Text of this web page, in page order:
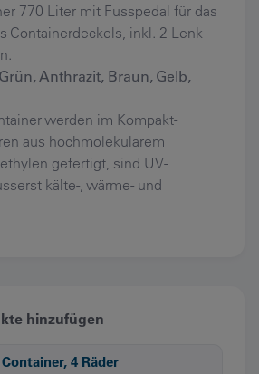
770 Liter mit Fusspedal für das
Containerdeckels, inkl. 2 Lenk-
Anthrazit, Braun, Gelb,
werden im Kompakt-
aus hochmolekularem
gefertigt, sind UV-
kälte-, wärme- und
sowie passend für alle
hinzufügen
4 Räder